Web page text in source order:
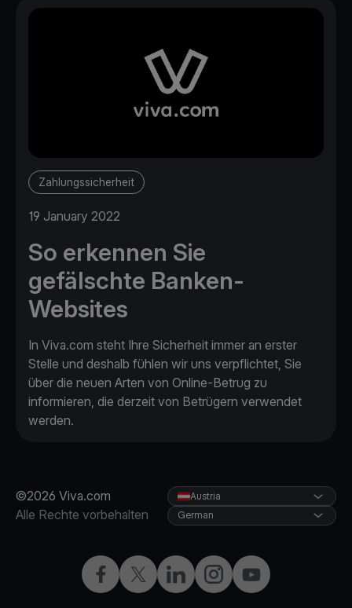
Zahlungssicherheit
19 January 2022
So erkennen Sie
gefälschte Banken-
Websites
In Viva.com steht Ihre Sicherheit immer an erster
Stelle und deshalb fühlen wir uns verpflichtet, Sie
über die neuen Arten von Online-Betrug zu
informieren, die derzeit von Betrügern verwendet
werden.
©2026 Viva.com
Alle Rechte vorbehalten
Facebook
X LinkedInInstagramYouTube
Austria
German